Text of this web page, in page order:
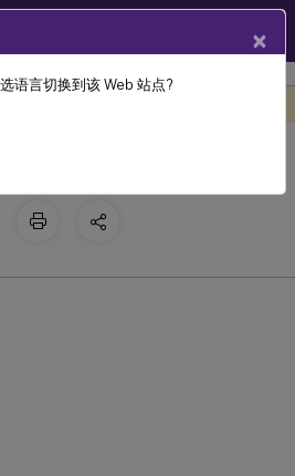
Environment Management 2112
×
语言切换到该 Web 站点?